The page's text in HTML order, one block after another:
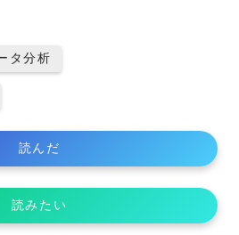
タ分析
読んだ
読みたい